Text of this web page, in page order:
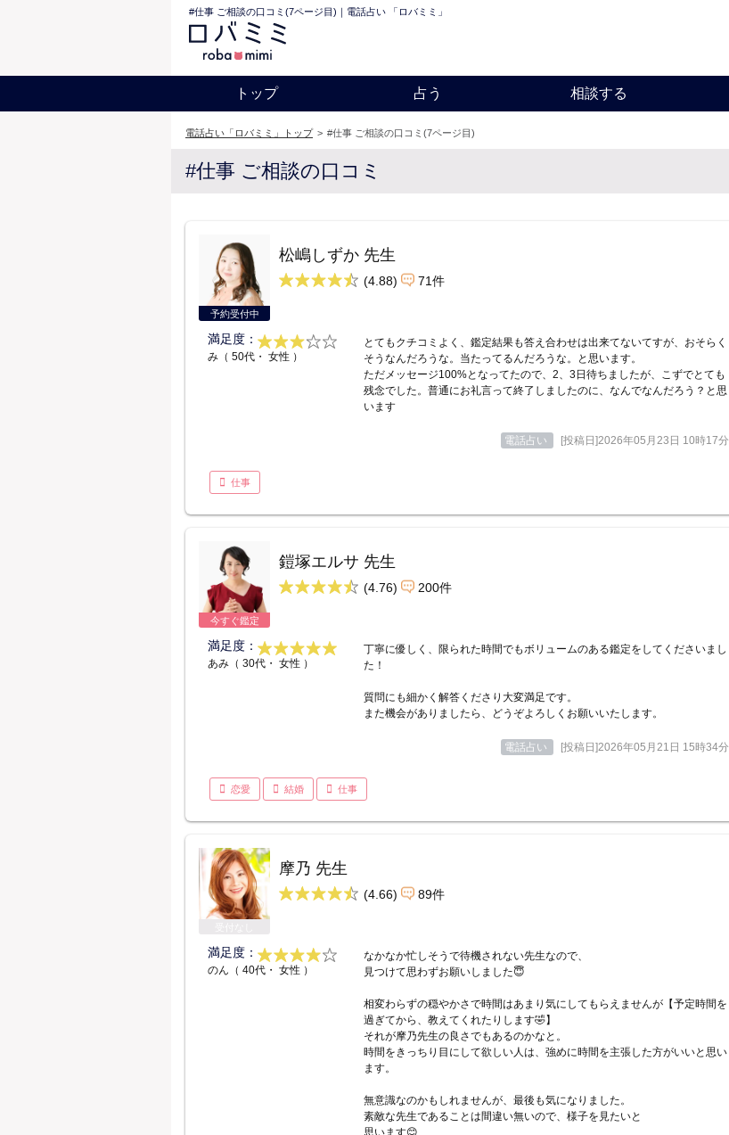
#仕事 ご相談の口コミ(7ページ目)｜電話占い 「ロバミミ」
トップ 占う 相談する
電話占い「ロバミミ」トップ > #仕事 ご相談の口コミ(7ページ目)
#仕事 ご相談の口コミ
予約受付中
松嶋しずか 先生
(4.88) 71件
満足度：
み（ 50代・ 女性 ）
とてもクチコミよく、鑑定結果も答え合わせは出来てないてすが、おそらく
そうなんだろうな。当たってるんだろうな。と思います。
ただメッセージ100%となってたので、2、3日待ちましたが、こずでとても
残念でした。普通にお礼言って終了しましたのに、なんでなんだろう？と思
います
電話占い [投稿日]2026年05月23日 10時17分
仕事
今すぐ鑑定
鎧塚エルサ 先生
(4.76) 200件
満足度：
あみ（ 30代・ 女性 ）
丁寧に優しく、限られた時間でもボリュームのある鑑定をしてくださいまし
た！
質問にも細かく解答くださり大変満足です。
また機会がありましたら、どうぞよろしくお願いいたします。
電話占い [投稿日]2026年05月21日 15時34分
恋愛 結婚 仕事
摩乃 先生
(4.66) 89件
満足度：
のん（ 40代・ 女性 ）
なかなか忙しそうで待機されない先生なので、
見つけて思わずお願いしました😇
相変わらずの穏やかさで時間はあまり気にしてもらえませんが【予定時間を
過ぎてから、教えてくれたりします🤣】
それが摩乃先生の良さでもあるのかなと。
時間をきっちり目にして欲しい人は、強めに時間を主張した方がいいと思い
ます。
無意識なのかもしれませんが、最後も気になりました。
素敵な先生であることは間違い無いので、様子を見たいと
思います😊